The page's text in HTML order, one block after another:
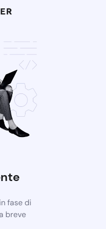
fase di
breve